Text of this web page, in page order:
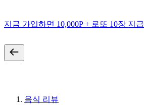
지금 가입하면 10,000P + 로또 10장 지급
음식 리뷰